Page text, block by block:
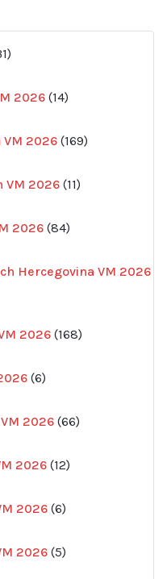
produkter
2026 14
produkter
2026 169
produkter
VM 2026 11
produkter
2026 84
produkter
Hercegovina VM 2026
2026 168
produkter
6
produkter
2026 66
produkter
2026 12
produkter
2026 6
produkter
2026 5
produkter